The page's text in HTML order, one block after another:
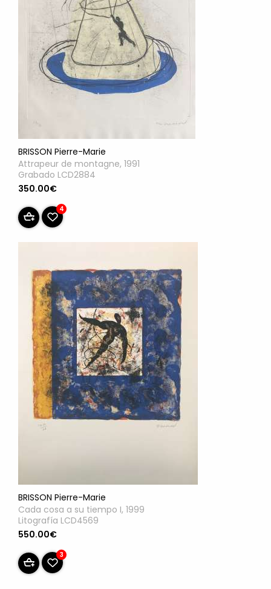
BRISSON Pierre-Marie
Attrapeur de montagne, 1991
Grabado LCD2884
350.00€
4
BRISSON Pierre-Marie
Cada cosa a su tiempo I, 1999
Litografía LCD4569
550.00€
3